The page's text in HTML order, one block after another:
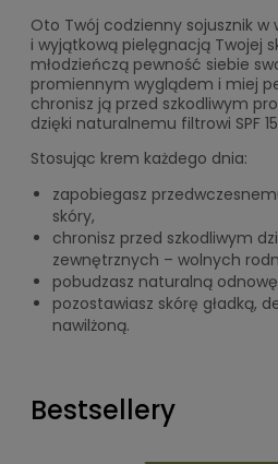
Oto Twój codzienny sojusznik
i wyjątkową pielęgnacją Twojej
młodzieńczą pewność siebie
promiennym wyglądem i miej
chronisz ją przed szkodliwym
dzięki naturalnemu filtrowi SPF
Stosując krem każdego dnia:
zapobiegasz
skóry,
chronisz przed szkodliwym
zewnętrznych – wolnych
pobudzasz naturalną
pozostawiasz skórę gładką,
nawilżoną.
Bestsellery